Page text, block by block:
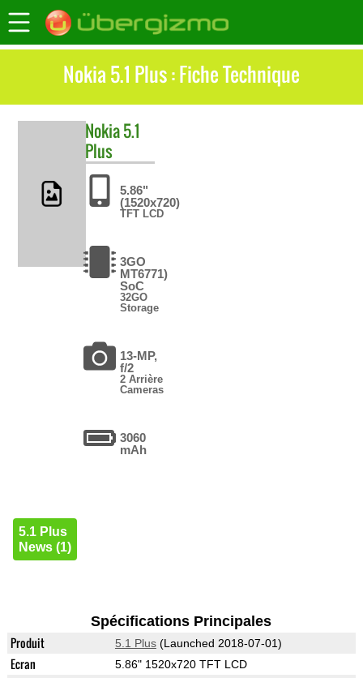
Nokia 5.1 Plus : Fiche Technique
Nokia5.1
Plus
5.86"
(1520x720)
TFT LCD
3GO
MT6771)
SoC
32GO
Storage
13-MP,
f/2
2 Arrière
Cameras
3060
mAh
5.1 Plus
News (1)
Spécifications Principales
Produit 5.1 Plus(Launched 2018-07-01)
Ecran 5.86" 1520x720 TFT LCD